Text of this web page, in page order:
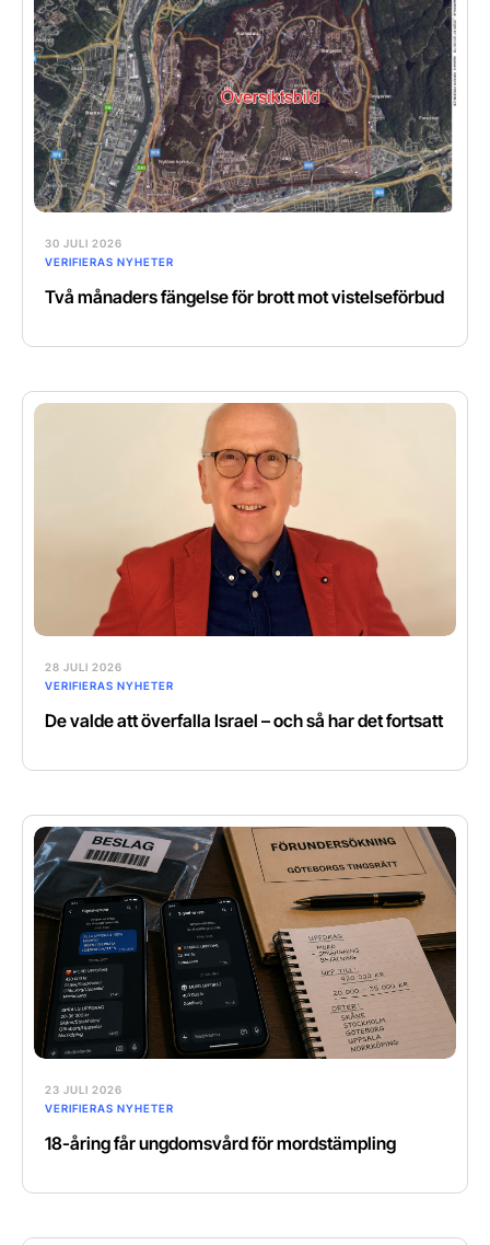
30 JULI 2026
VERIFIERAS NYHETER
Två månaders fängelse för brott mot vistelseförbud
28 JULI 2026
VERIFIERAS NYHETER
De valde att överfalla Israel – och så har det fortsatt
23 JULI 2026
VERIFIERAS NYHETER
18-åring får ungdomsvård för mordstämpling